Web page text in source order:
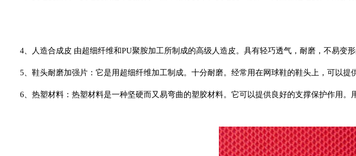
4、人造合成皮 由超细纤维和PU聚胺加工所制成的高级人造皮。具有轻巧透气，耐磨，不易变形
5、鞋头耐磨加强片：它是用超细纤维加工制成。十分耐磨。经常用在网球鞋的鞋头上，可以提
6、热塑材料：热塑材料是一种坚硬而又易弯曲的塑胶材料。它可以提供良好的支撑保护作用。